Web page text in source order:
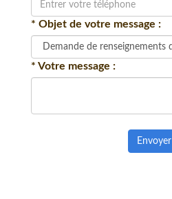
* Objet de votre message :
* Votre message :
Envoyer